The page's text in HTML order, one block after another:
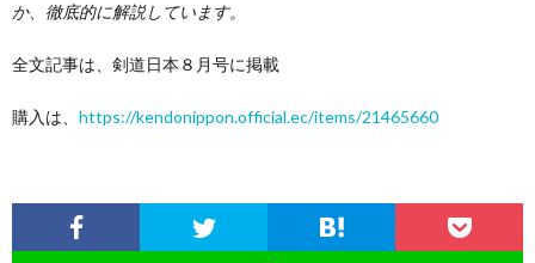
か、徹底的に解説しています。
全文記事は、剣道日本８月号に掲載
購入は、 https://kendonippon.official.ec/items/21465660